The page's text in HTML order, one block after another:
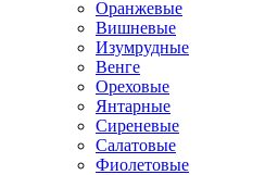
Оранжевые
Вишневые
Изумрудные
Венге
Ореховые
Янтарные
Сиреневые
Салатовые
Фиолетовые